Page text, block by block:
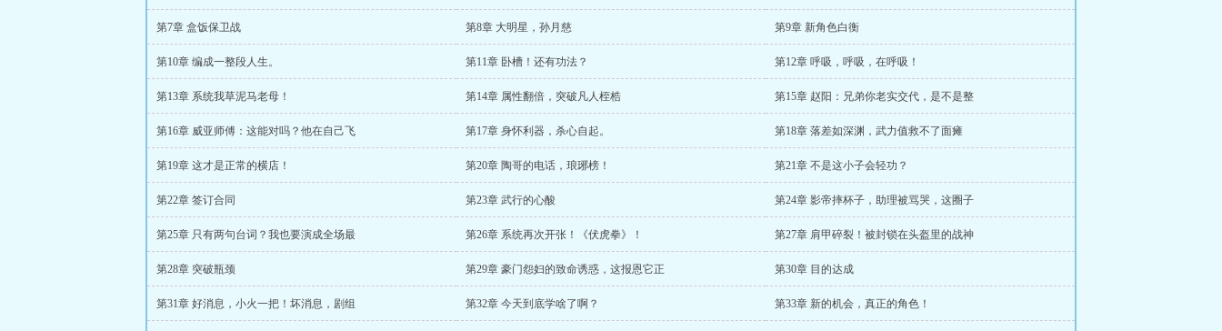
第7章 盒饭保卫战 第8章 大明星，孙月慈 第9章 新角色白衡
第10章 编成一整段人生。 第11章 卧槽！还有功法？ 第12章 呼吸，呼吸，在呼吸！
第13章 系统我草泥马老母！ 第14章 属性翻倍，突破凡人桎梏 第15章 赵阳：兄弟你老实交代，是不是整
第16章 威亚师傅：这能对吗？他在自己飞 第17章 身怀利器，杀心自起。 第18章 落差如深渊，武力值救不了面瘫
第19章 这才是正常的横店！ 第20章 陶哥的电话，琅琊榜！ 第21章 不是这小子会轻功？
第22章 签订合同 第23章 武行的心酸 第24章 影帝摔杯子，助理被骂哭，这圈子
第25章 只有两句台词？我也要演成全场最 第26章 系统再次开张！《伏虎拳》！ 第27章 肩甲碎裂！被封锁在头盔里的战神
第28章 突破瓶颈 第29章 豪门怨妇的致命诱惑，这报恩它正 第30章 目的达成
第31章 好消息，小火一把！坏消息，剧组 第32章 今天到底学啥了啊？ 第33章 新的机会，真正的角色！